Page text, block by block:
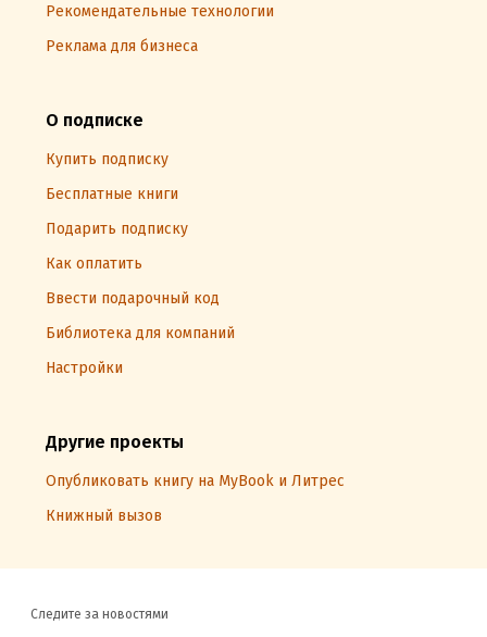
Рекомендательные технологии
Реклама для бизнеса
О подписке
Купить подписку
Бесплатные книги
Подарить подписку
Как оплатить
Ввести подарочный код
Библиотека для компаний
Настройки
Другие проекты
Опубликовать книгу на MyBook и Литрес
Книжный вызов
Следите за новостями